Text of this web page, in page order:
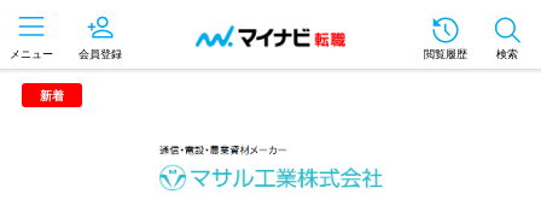
メニュー 会員登録 閲覧履歴 検索
新着